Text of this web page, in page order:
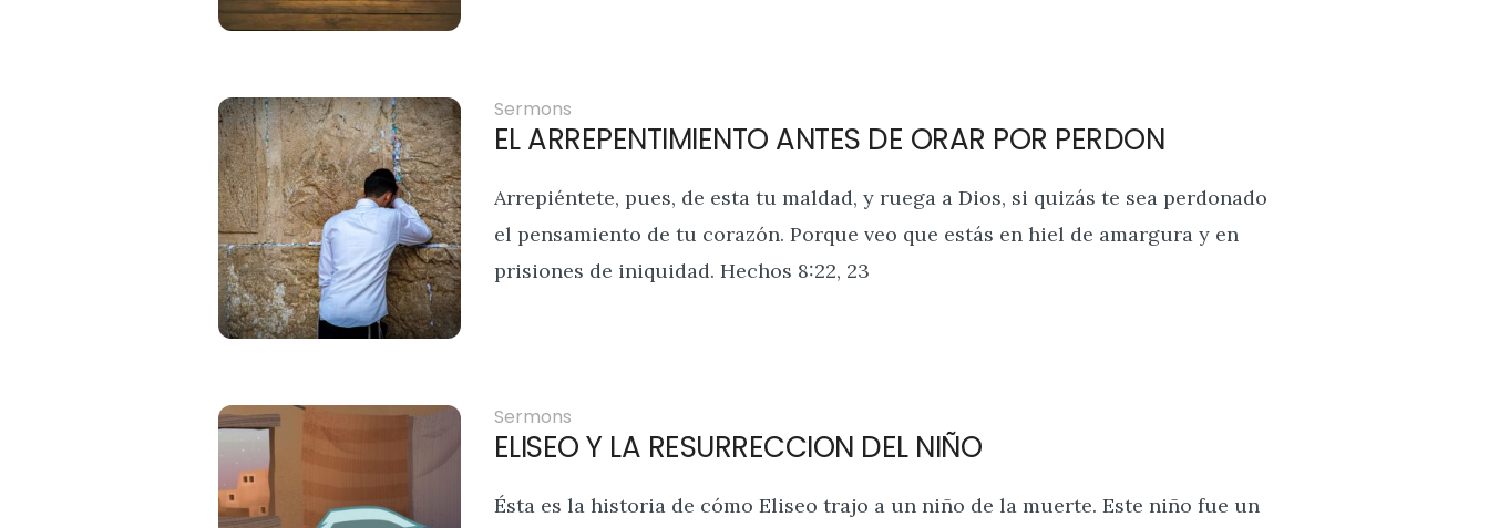
Sermons
EL ARREPENTIMIENTO ANTES DE ORAR POR PERDON
Arrepiéntete, pues, de esta tu maldad, y ruega a Dios, si quizás te sea perdonado
el pensamiento de tu corazón. Porque veo que estás en hiel de amargura y en
prisiones de iniquidad. Hechos 8:22, 23
Sermons
ELISEO Y LA RESURRECCION DEL NIÑO
Ésta es la historia de cómo Eliseo trajo a un niño de la muerte. Este niño fue un